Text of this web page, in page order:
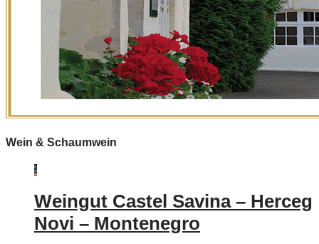
Wein & Schaumwein
Weingut Castel Savina – Herceg
Novi – Montenegro